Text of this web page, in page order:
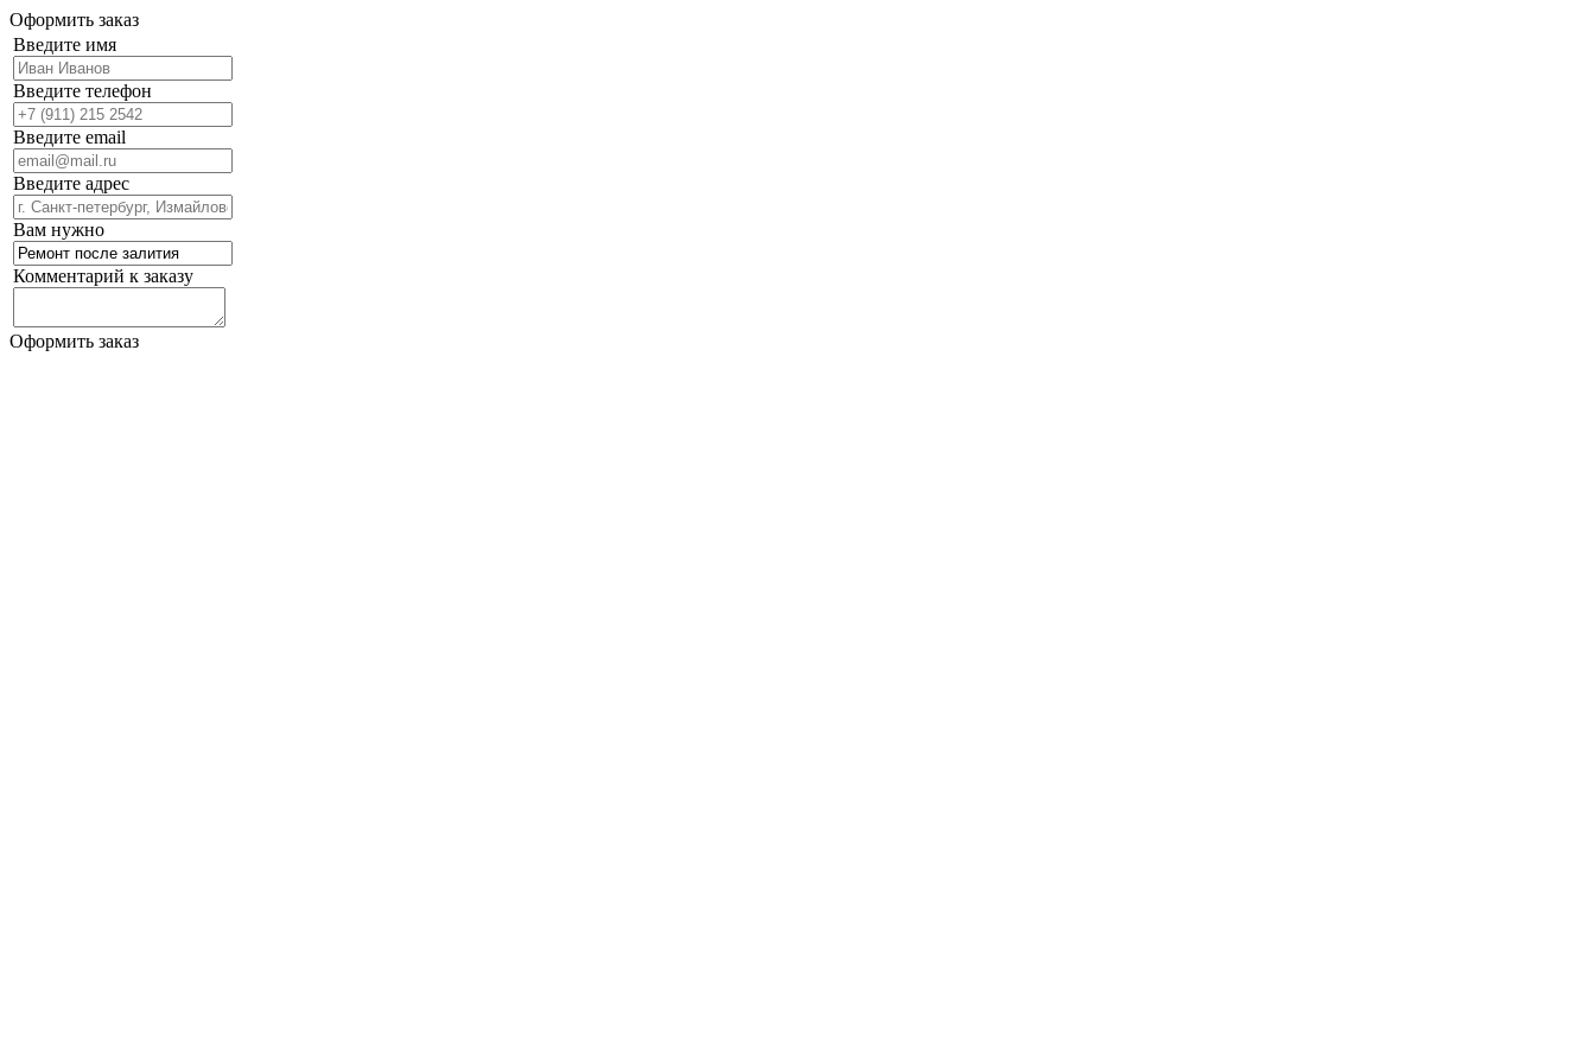
Оформить заказ
Введите имя
Введите телефон
Введите email
Введите адрес
Вам нужно
Комментарий к заказу
Оформить заказ